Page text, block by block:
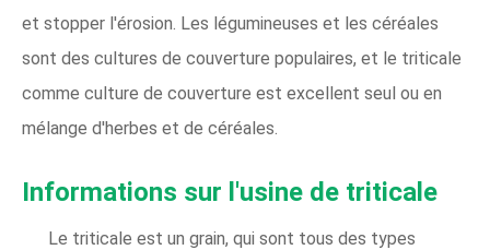
et stopper l'érosion. Les légumineuses et les céréales
sont des cultures de couverture populaires, et le triticale
comme culture de couverture est excellent seul ou en
mélange d'herbes et de céréales.
Informations sur l'usine de triticale
Le triticale est un grain, qui sont tous des types